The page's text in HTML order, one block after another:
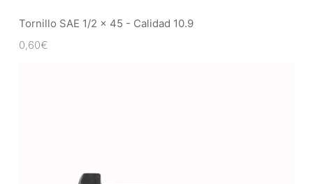
Tornillo SAE 1/2 x 45 - Calidad 10.9
0,60€